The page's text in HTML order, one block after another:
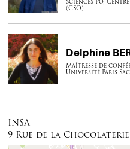
(CSO)
Delphine
Maîtresse de
Université Paris-
INSA
9 Rue de la Chocolaterie